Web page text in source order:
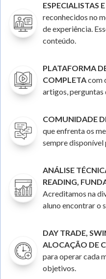
ESPECIALISTAS
reconhecidos no
de experiência.
conteúdo.
PLATAFORMA
COMPLETAcom
artigos, perguntas
COMUNIDADE
que enfrenta os
sempre disponível
ANÁLISE
READING,
Acreditamos na
aluno encontrar o
DAY TRADE,
ALOCAÇÃO DE
para operar cada
objetivos.